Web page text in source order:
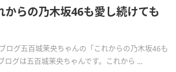
らの乃木坂46も愛し続けても
ログ五百城茉央ちゃんの「これからの乃木坂46も
グは五百城茉央ちゃんです。これから ...